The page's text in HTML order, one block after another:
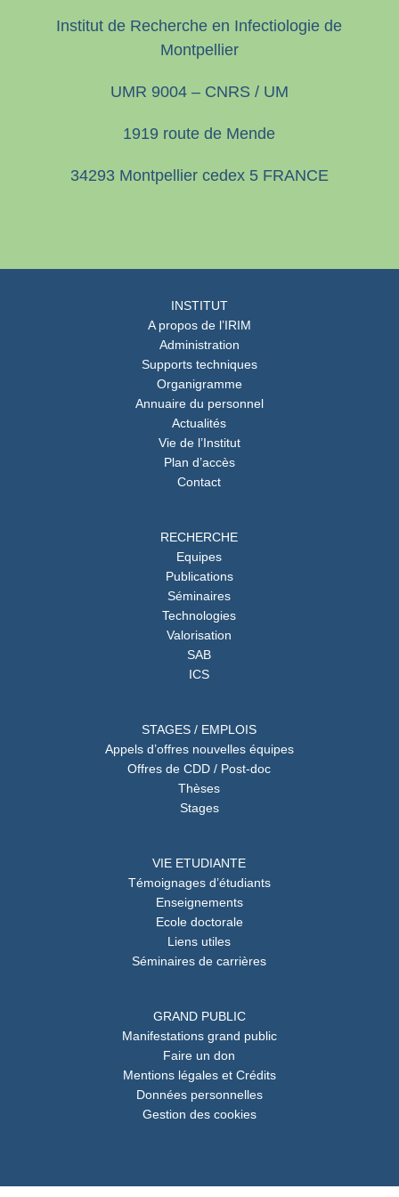
Institut de Recherche en Infectiologie de
Montpellier
UMR 9004 – CNRS / UM
1919 route de Mende
34293 Montpellier cedex 5 FRANCE
INSTITUT
A propos de l’IRIM
Administration
Supports techniques
Organigramme
Annuaire du personnel
Actualités
Vie de l’Institut
Plan d’accès
Contact
RECHERCHE
Equipes
Publications
Séminaires
Technologies
Valorisation
SAB
ICS
STAGES / EMPLOIS
Appels d’offres nouvelles équipes
Offres de CDD / Post-doc
Thèses
Stages
VIE ETUDIANTE
Témoignages d’étudiants
Enseignements
Ecole doctorale
Liens utiles
Séminaires de carrières
GRAND PUBLIC
Manifestations grand public
Faire un don
Mentions légales et Crédits
Données personnelles
Gestion des cookies